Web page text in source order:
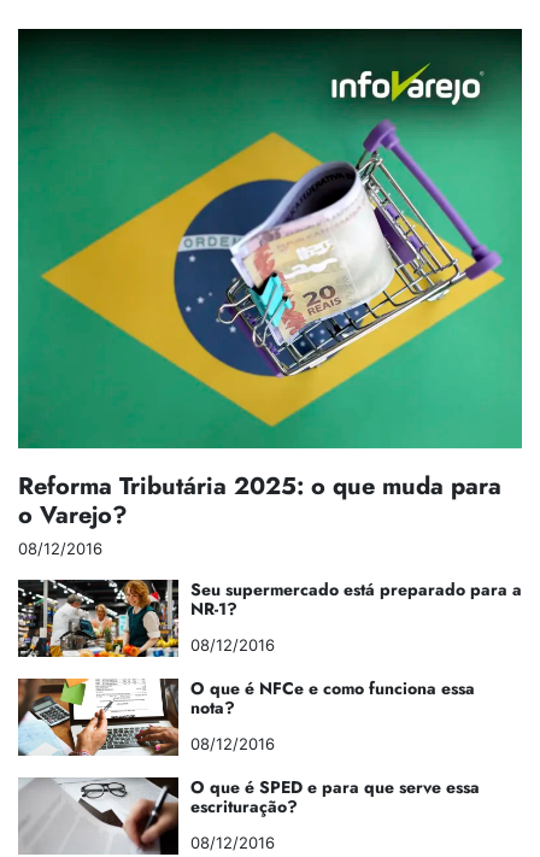
Reforma Tributária 2025: o que muda para
o Varejo?
08/12/2016
Seu supermercado está preparado para a
NR-1?
08/12/2016
O que é NFCe e como funciona essa
nota?
08/12/2016
O que é SPED e para que serve essa
escrituração?
08/12/2016